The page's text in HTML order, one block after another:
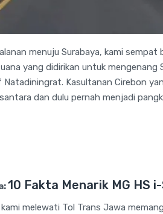
menuju Surabaya, kami
yang didirikan untuk
Natadiningrat. Kasultanan Cirebon
dan dulu pernah menjadi
10 Fakta Menarik MG HS
kami melewati Tol Trans Jawa